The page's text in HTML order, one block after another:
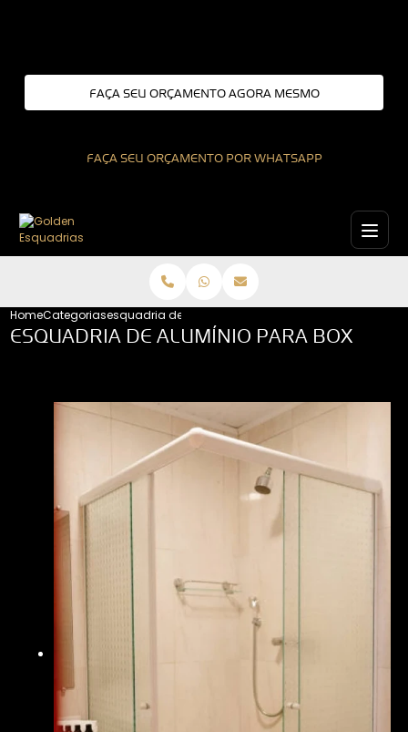
FAÇA SEU ORÇAMENTO AGORA MESMO
FAÇA SEU ORÇAMENTO POR WHATSAPP
HomeCategoriasesquadria de aluminio para box
ESQUADRIA DE ALUMÍNIO PARA BOX